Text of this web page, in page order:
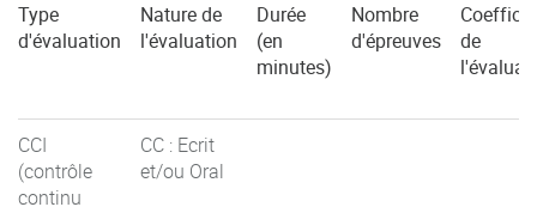
Type
d'évaluation
Nature de
l'évaluation
Durée
(en
minutes)
Nombre
d'épreuves
de
CCI
(contrôle
continu
CC : Ecrit
et/ou Oral